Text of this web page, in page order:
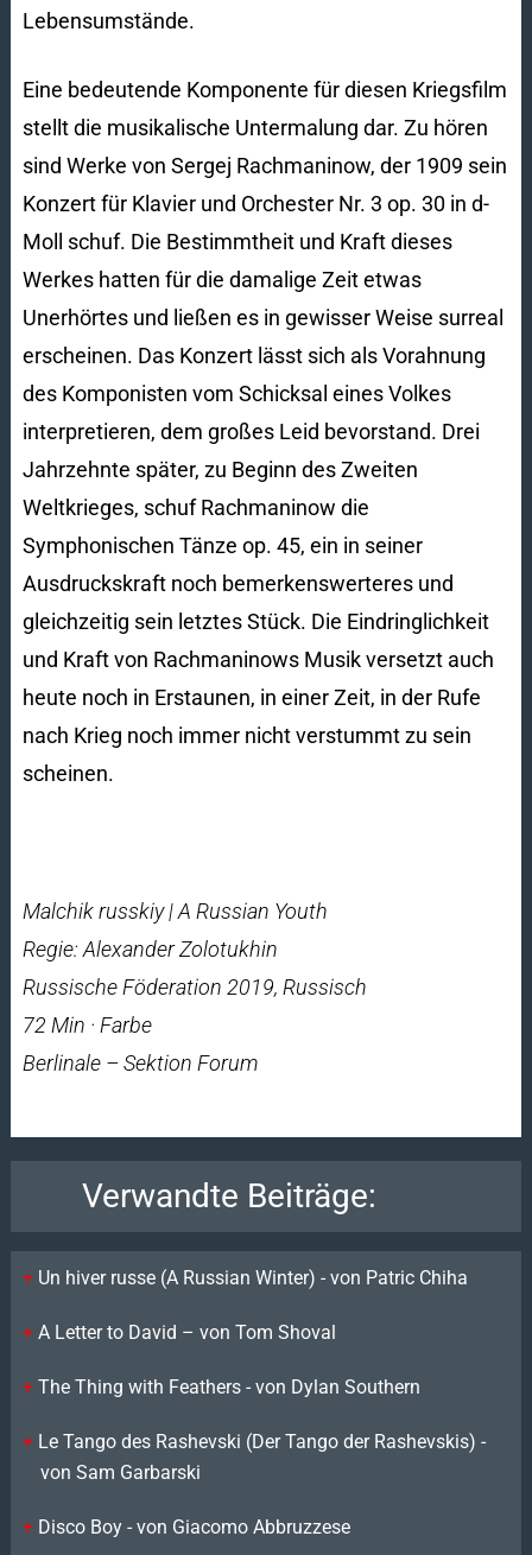
Lebensumstände.
Eine bedeutende Komponente für diesen Kriegsfilm
stellt die musikalische Untermalung dar. Zu hören
sind Werke von Sergej Rachmaninow, der 1909 sein
Konzert für Klavier und Orchester Nr. 3 op. 30 in d-
Moll schuf. Die Bestimmtheit und Kraft dieses
Werkes hatten für die damalige Zeit etwas
Unerhörtes und ließen es in gewisser Weise surreal
erscheinen. Das Konzert lässt sich als Vorahnung
des Komponisten vom Schicksal eines Volkes
interpretieren, dem großes Leid bevorstand. Drei
Jahrzehnte später, zu Beginn des Zweiten
Weltkrieges, schuf Rachmaninow die
Symphonischen Tänze op. 45, ein in seiner
Ausdruckskraft noch bemerkenswerteres und
gleichzeitig sein letztes Stück. Die Eindringlichkeit
und Kraft von Rachmaninows Musik versetzt auch
heute noch in Erstaunen, in einer Zeit, in der Rufe
nach Krieg noch immer nicht verstummt zu sein
scheinen.
Malchik russkiy | A Russian Youth
Regie: Alexander Zolotukhin
Russische Föderation 2019, Russisch
72 Min · Farbe
Berlinale – Sektion Forum
Verwandte Beiträge:
Un hiver russe (A Russian Winter) - von Patric Chiha
A Letter to David – von Tom Shoval
The Thing with Feathers - von Dylan Southern
Le Tango des Rashevski (Der Tango der Rashevskis) -
von Sam Garbarski
Disco Boy - von Giacomo Abbruzzese